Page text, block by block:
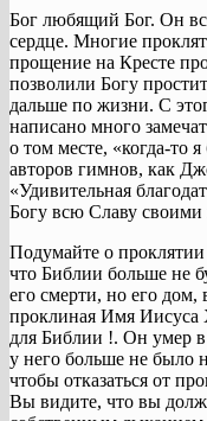
Бог любящий Бог. Он
сердце. Многие
прощение на Кресте
позволили Богу
дальше по жизни. С
написано много
о том месте, «когда-то
авторов гимнов, как
«Удивительная
Богу всю Славу своими
Подумайте о
что Библии больше не
его смерти, но его дом,
проклиная Имя Иисуса
для Библии !. Он умер
у него больше не было
чтобы отказаться от
Вы видите, что вы